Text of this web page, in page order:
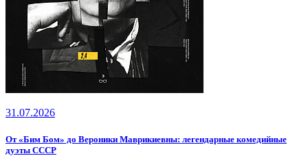
31.07.2026
От «Бим Бом» до Вероники Маврикиевны: легендарные комедийные
дуэты СССР